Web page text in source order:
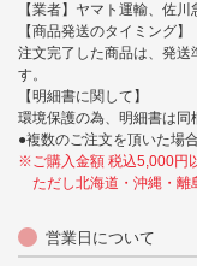
【業者】ヤマト運輸、佐川
【商品発送のタイミング】
注文完了した商品は、発送
す。
【明細書に関して】
環境保護の為、明細書は同
●複数のご注文を頂いた場
※ご購入金額 税込5,000円
ただし北海道・沖縄・離
営業日について